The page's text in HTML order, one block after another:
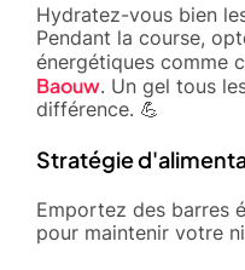
Hydratez-vous bien
Pendant la course,
énergétiques comme
Baouw. Un gel tous
différence. 💪
Stratégie
Emportez des barres
pour maintenir votre